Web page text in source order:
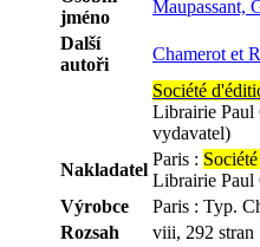
jméno
Maupassant,
Další
autoři
Chamerot et
Société
Librairie Paul
vydavatel)
Nakladatel
Paris :
Librairie
Výrobce
Paris : Typ.
Rozsah
viii, 292 stran